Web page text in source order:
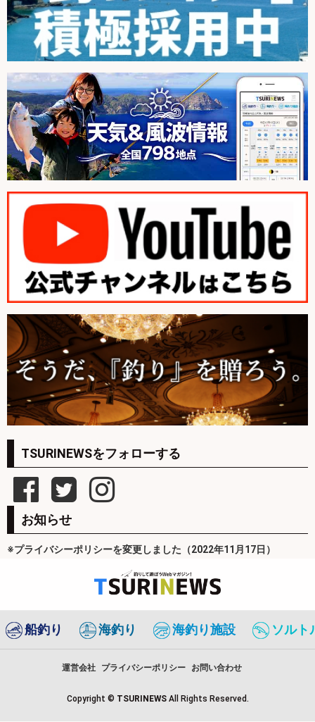
TSURINEWSをフォローする
お知らせ
※プライバシーポリシーを変更しました（2022年11月17日）
船釣り 海釣り 海釣り施設 ソルト
運営会社 プライバシーポリシー お問い合わせ
Copyright © TSURINEWS All Rights Reserved.